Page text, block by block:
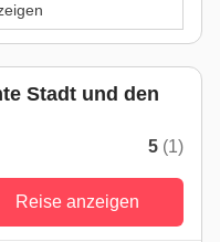
Stadt und den
5 (1)
Reise anzeigen